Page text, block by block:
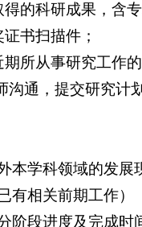
的科研成果，含
书扫描件；
所从事研究工作
沟通，提交研究计
本学科领域的发展
相关前期工作）
阶段进度及完成时